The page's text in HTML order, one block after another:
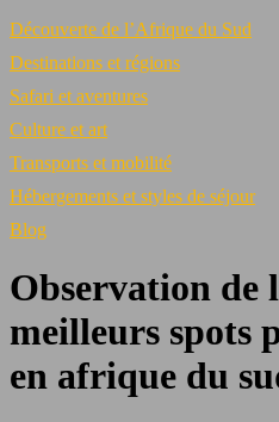
Découverte de l’Afrique du Sud
Destinations et régions
Safari et aventures
Culture et art
Transports et mobilité
Hébergements et styles de séjour
Blog
Observation de
meilleurs spots
en afrique du